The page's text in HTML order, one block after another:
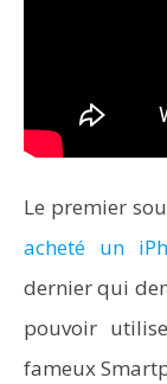
Le premier
acheté un
dernier qui
pouvoir
fameux